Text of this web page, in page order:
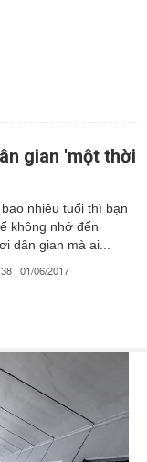
gian 'một thời
nhiêu tuổi thì bạn
không nhớ đến
dân gian mà ai...
| 01/06/2017